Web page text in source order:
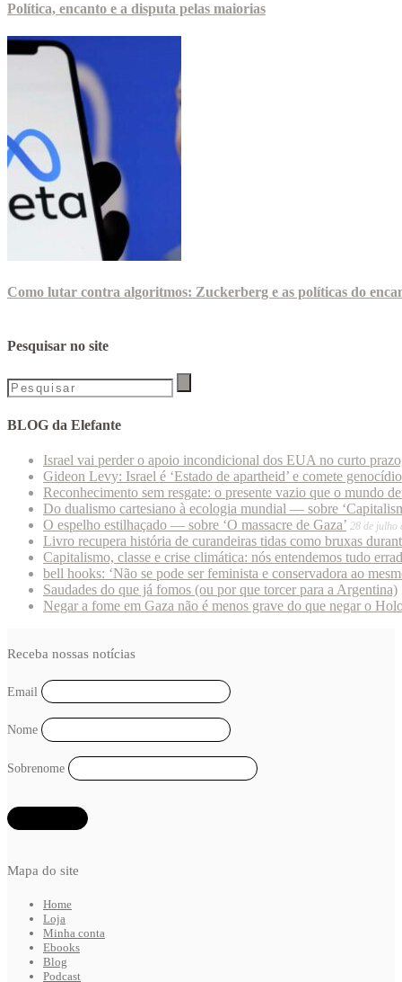
Política, encanto e a disputa pelas maiorias
Como lutar contra algoritmos: Zuckerberg e as políticas do
Pesquisar no site
BLOG da Elefante
Israel vai perder o apoio incondicional dos EUA no curto
Gideon Levy: Israel é ‘Estado de apartheid’ e comete
Reconhecimento sem resgate: o presente vazio que o mundo
Do dualismo cartesiano à ecologia mundial — sobre
O espelho estilhaçado — sobre ‘O massacre de Gaza’ 28 de julho
Livro recupera história de curandeiras tidas como bruxas
Capitalismo, classe e crise climática: nós entendemos tudo
bell hooks: ‘Não se pode ser feminista e conservadora ao
Saudades do que já fomos (ou por que torcer para a Argentina)
Negar a fome em Gaza não é menos grave do que negar o
Mapa do site
Home
Loja
Minha conta
Ebooks
Blog
Podcast
Receba nossas notícias
Email
Nome
Sobrenome